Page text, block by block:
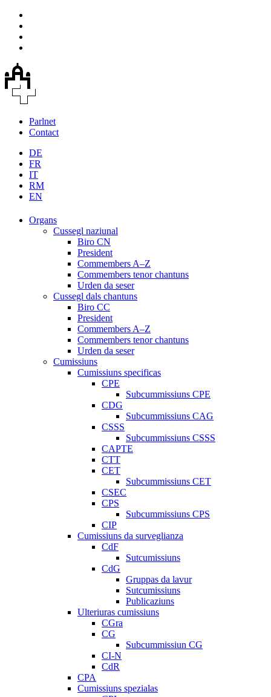
Parlnet
Contact
DE
FR
IT
RM
EN
Organs
Cussegl naziunal
Biro CN
President
Commembers A–Z
Commembers tenor chantuns
Urden da seser
Cussegl dals chantuns
Biro CC
President
Commembers A–Z
Commembers tenor chantuns
Urden da seser
Cumissiuns
Cumissiuns specificas
CPE
Subcummissiuns CPE
CDG
Subcummissiuns CAG
CSSS
Subcummissiuns CSSS
CAPTE
CTT
CET
Subcummissiuns CET
CSEC
CPS
Subcummissiuns CPS
CIP
Cumissiuns da surveglianza
CdF
Sutcumissiuns
CdG
Gruppas da lavur
Sutcumissiuns
Publicaziuns
Ulteriuras cumissiuns
CGra
CG
Subcummissiun CG
CI-N
CdR
CPA
Cumissiuns spezialas